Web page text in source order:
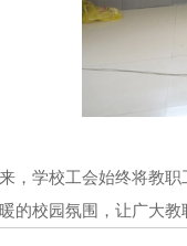
，学校工会始终将教
的校园氛围，让广大教